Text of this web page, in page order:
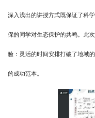
深入浅出的讲授方式既保证了科
保的同学对生态保护的共鸣。此
验：灵活的时间安排打破了地域
的成功范本。